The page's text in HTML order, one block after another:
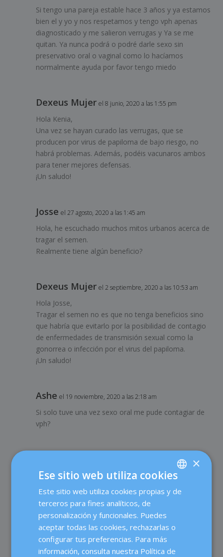
Si tengo una pareja estable hace 3 años y ya estamos
bien el y yo y nos respetamos y tengo vph apenas
diagnosticado y me salieron verrugas y Ya se me
quitan. Ya nunca podrá o podré darle sexo sin
preservativo oral o vaginal como lo hacíamos
normalmente ayuda por favor tengo miedo
Dexeus Mujer el 8 junio, 2020 a las 1:55 pm
Hola Kenia,
Una vez se hayan curado las verrugas, que se
producen por virus de papiloma de bajo riesgo, no
habrá problemas. Además, podéis vacunaros ambos
para tener mejores defensas.
¡Un saludo!
Josse el 27 agosto, 2020 a las 1:45 am
Hola, he escuchado muchos mitos urbanos acerca de
tragar el semen.
Realmente tiene algún beneficio?
Dexeus Mujer el 2 septiembre, 2020 a las 10:53 am
Hola Josse,
Tragar el semen no es que no tenga beneficios sino
que habría que evitarlo por la posibilidad de contagio
de enfermedades de transmisión sexual como la
gonorrea o infección por el virus del papiloma.
¡Un saludo!
Ashe el 19 noviembre, 2020 a las 2:18 am
Si solo tuve una vez sexo oral me pude contagiar de
vph?
el 20 noviembre, 2020 a las 3:03 pm
Hola Ashe,
Sí, el VPH puede transmitirse a la boca a través del
sexo oral.
¡Un saludo!
Raquel el 23 noviembre, 2020 a las 8:37 pm
SPANISH
×
Ese sitio web utiliza cookies
Este sitio web utiliza cookies propias y de
terceros para fines analíticos, de
personalización y funcionales. Puedes
aceptar todas las cookies, rechazarlas o
configurar tus preferencias. Para más
información, consulta nuestra Política de